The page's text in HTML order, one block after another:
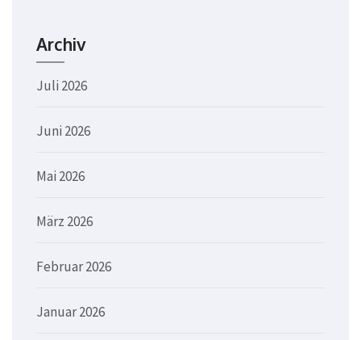
Archiv
Juli 2026
Juni 2026
Mai 2026
März 2026
Februar 2026
Januar 2026